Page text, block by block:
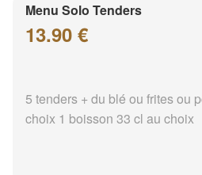
Menu Solo Tenders
13.90 €
5 tenders + du blé ou frites ou
choix 1 boisson 33 cl au choix